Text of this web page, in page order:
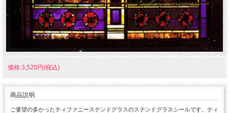
価格:3,520円(税込)
商品説明
ご要望の多かったティファニーステンドグラスのステンドグラスシールです。ティ